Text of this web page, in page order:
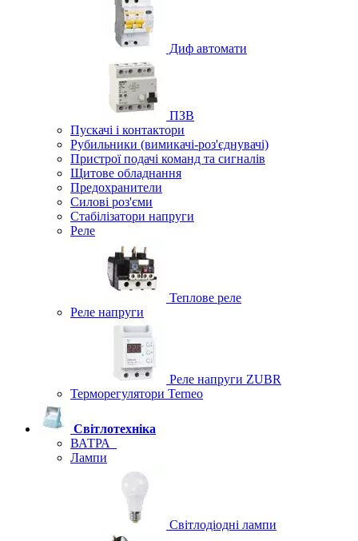
Диф автомати
ПЗВ
Пускачі і контактори
Рубильники (вимикачі-роз'єднувачі)
Пристрої подачі команд та сигналів
Щитове обладнання
Предохранители
Силові роз'єми
Стабілізатори напруги
Реле
Теплове реле
Реле напруги
Реле напруги ZUBR
Терморегулятори Terneo
Світлотехніка
ВАТРА
Лампи
Світлодіодні лампи